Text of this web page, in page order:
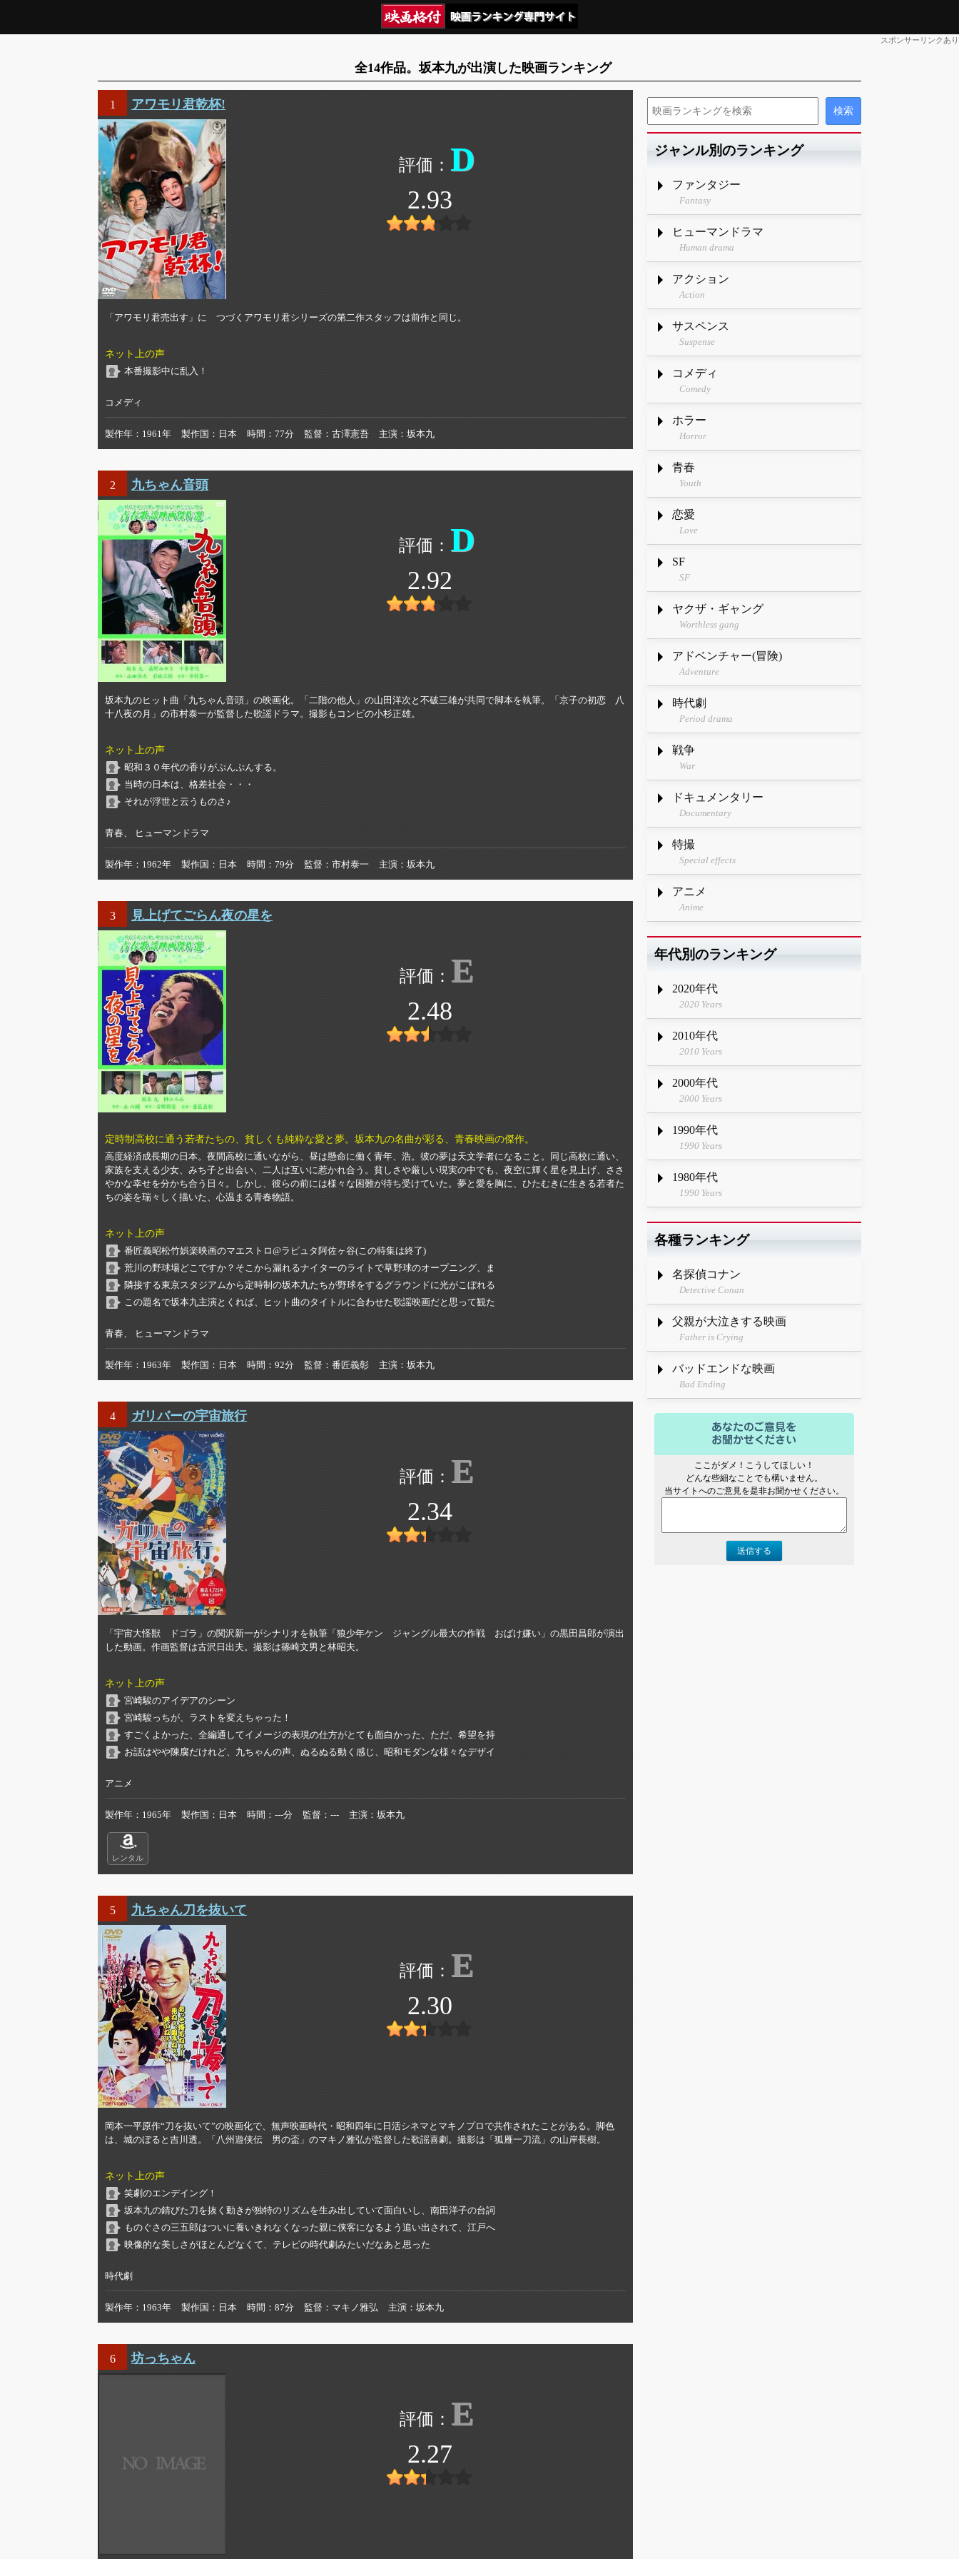
スポンサーリンクあり
全14作品。坂本九が出演した映画ランキング
1 アワモリ君乾杯!
D
2.93
「アワモリ君売出す」に つづくアワモリ君シリーズの第二作スタッフは前作と同じ。
ネット上の声
本番撮影中に乱入！
コメディ
製作年 1961年 製作国 日本 時間 77分 監督 古澤憲吾 主演 坂本九
2 九ちゃん音頭
D
2.92
坂本九のヒット曲「九ちゃん音頭」の映画化。「二階の他人」の山田洋次と不破三雄が共同で脚本を執筆。「京子の初恋 八
十八夜の月」の市村泰一が監督した歌謡ドラマ。撮影もコンビの小杉正雄。
ネット上の声
昭和３０年代の香りがぷんぷんする。
当時の日本は、格差社会・・・
それが浮世と云うものさ♪
青春、 ヒューマンドラマ
製作年 1962年 製作国 日本 時間 79分 監督 市村泰一 主演 坂本九
3 見上げてごらん夜の星を
E
2.48
定時制高校に通う若者たちの、貧しくも純粋な愛と夢。坂本九の名曲が彩る、青春映画の傑作。
高度経済成長期の日本。夜間高校に通いながら、昼は懸命に働く青年、浩。彼の夢は天文学者になること。同じ高校に通い、
家族を支える少女、みち子と出会い、二人は互いに惹かれ合う。貧しさや厳しい現実の中でも、夜空に輝く星を見上げ、ささ
やかな幸せを分かち合う日々。しかし、彼らの前には様々な困難が待ち受けていた。夢と愛を胸に、ひたむきに生きる若者た
ちの姿を瑞々しく描いた、心温まる青春物語。
ネット上の声
番匠義昭松竹娯楽映画のマエストロ@ラピュタ阿佐ヶ谷(この特集は終了)
荒川の野球場どこですか？そこから漏れるナイターのライトで草野球のオープニング、ま
隣接する東京スタジアムから定時制の坂本九たちが野球をするグラウンドに光がこぼれる
この題名で坂本九主演とくれば、ヒット曲のタイトルに合わせた歌謡映画だと思って観た
青春、 ヒューマンドラマ
製作年 1963年 製作国 日本 時間 92分 監督 番匠義彰 主演 坂本九
4 ガリバーの宇宙旅行
E
2.34
「宇宙大怪獣 ドゴラ」の関沢新一がシナリオを執筆「狼少年ケン ジャングル最大の作戦 おばけ嫌い」の黒田昌郎が演出
した動画。作画監督は古沢日出夫。撮影は篠崎文男と林昭夫。
ネット上の声
宮崎駿のアイデアのシーン
宮崎駿っちが、ラストを変えちゃった！
すごくよかった、全編通してイメージの表現の仕方がとても面白かった、ただ、希望を持
お話はやや陳腐だけれど、九ちゃんの声、ぬるぬる動く感じ、昭和モダンな様々なデザイ
アニメ
製作年 1965年 製作国 日本 時間 ---分 監督 --- 主演 坂本九
レンタル
5 九ちゃん刀を抜いて
E
2.30
岡本一平原作“刀を抜いて”の映画化で、無声映画時代・昭和四年に日活シネマとマキノプロで共作されたことがある。脚色
は、城のぼると吉川透。「八州遊侠伝 男の盃」のマキノ雅弘が監督した歌謡喜劇。撮影は「狐雁一刀流」の山岸長樹。
ネット上の声
笑劇のエンデイング！
坂本九の錆びた刀を抜く動きが独特のリズムを生み出していて面白いし、南田洋子の台詞
ものぐさの三五郎はついに養いきれなくなった親に侠客になるよう追い出されて、江戸へ
映像的な美しさがほとんどなくて、テレビの時代劇みたいだなあと思った
時代劇
製作年 1963年 製作国 日本 時間 87分 監督 マキノ雅弘 主演 坂本九
6 坊っちゃん
E
2.27
ジャンル別のランキング
ファンタジー
Fantasy
ヒューマンドラマ
Human drama
アクション
Action
サスペンス
Suspense
コメディ
Comedy
ホラー
Horror
青春
Youth
恋愛
Love
SF
SF
ヤクザ・ギャング
Worthless gang
アドベンチャー(冒険)
Adventure
時代劇
Period drama
戦争
War
ドキュメンタリー
Documentary
特撮
Special effects
アニメ
Anime
年代別のランキング
2020年代
2020 Years
2010年代
2010 Years
2000年代
2000 Years
1990年代
1990 Years
1980年代
1990 Years
各種ランキング
名探偵コナン
Detective Conan
父親が大泣きする映画
Father is Crying
バッドエンドな映画
Bad Ending
ここがダメ！こうしてほしい！
どんな些細なことでも構いません。
当サイトへのご意見を是非お聞かせください。
送信する